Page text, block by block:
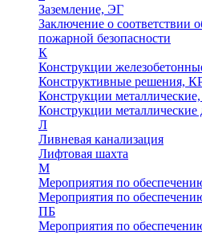
Заземление, ЭГ
Заключение о соответствии
пожарной безопасности
К
Конструкции
Конструктивные решения,
Конструкции
Конструкции
Л
Ливневая канализация
Лифтовая шахта
М
Мероприятия по
Мероприятия по
ПБ
Мероприятия по